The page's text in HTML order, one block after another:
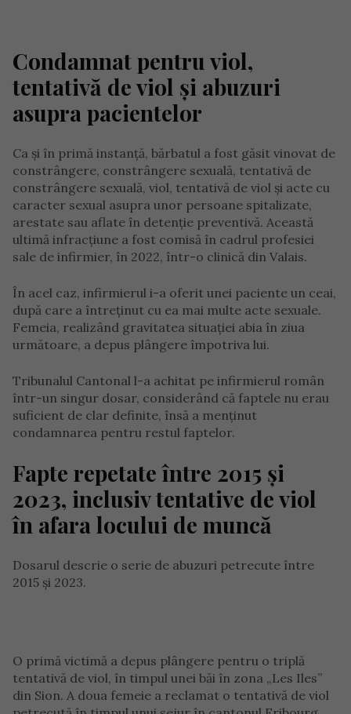
Condamnat pentru viol,
tentativă de viol și abuzuri
asupra pacientelor
Ca și în primă instanță, bărbatul a fost găsit vinovat de
constrângere, constrângere sexuală, tentativă de
constrângere sexuală, viol, tentativă de viol și acte cu
caracter sexual asupra unor persoane spitalizate,
arestate sau aflate în detenție preventivă. Această
ultimă infracțiune a fost comisă în cadrul profesiei
sale de infirmier, în 2022, într-o clinică din Valais.
În acel caz, infirmierul i-a oferit unei paciente un ceai,
după care a întreținut cu ea mai multe acte sexuale.
Femeia, realizând gravitatea situației abia în ziua
următoare, a depus plângere împotriva lui.
Tribunalul Cantonal l-a achitat pe infirmierul român
într-un singur dosar, considerând că faptele nu erau
suficient de clar definite, însă a menținut
condamnarea pentru restul faptelor.
Fapte repetate între 2015 și
2023, inclusiv tentative de viol
în afara locului de muncă
Dosarul descrie o serie de abuzuri petrecute între
2015 și 2023.
O primă victimă a depus plângere pentru o triplă
tentativă de viol, în timpul unei băi în zona „Les Iles”
din Sion. A doua femeie a reclamat o tentativă de viol